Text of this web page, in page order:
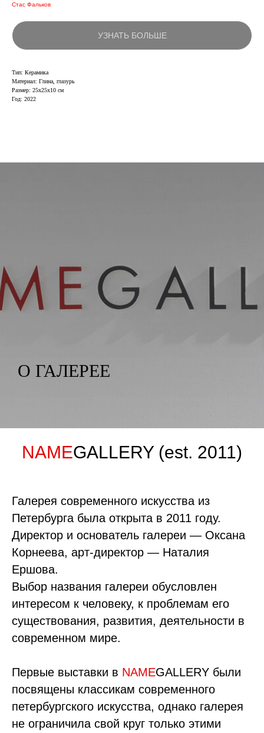
Стас Фальков
УЗНАТЬ БОЛЬШЕ
Тип: Керамика
Материал: Глина, глазурь
Размер: 25х25х10 см
Год: 2022
О ГАЛЕРЕЕ
NAMEGALLERY (est. 2011)
Галерея современного искусства из
Петербурга была открыта в 2011 году.
Директор и основатель галереи — Оксана
Корнеева, арт-директор — Наталия
Ершова.
Выбор названия галереи обусловлен
интересом к человеку, к проблемам его
существования, развития, деятельности в
современном мире.
Первые выставки в NAMEGALLERY были
посвящены классикам современного
петербургского искусства, однако галерея
не ограничила свой круг только этими